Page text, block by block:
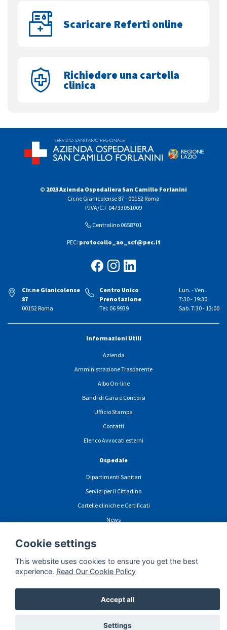
Scaricare Referti online
Richiedere una cartella
clinica
© 2023 Azienda Ospedaliera San Camillo Forlanini
Cir.ne Gianicolense 87 - 00152 Roma
P.IVA/C.F 04733051009
Centralino 0658701
PEC: protocollo_ao_scf@pec.it
Cir.ne Gianicolense
87
00152 Roma
Centro Unico
Prenotazione
Tel: 06 9939
Lun. - Ven.
7:30 - 19:30
Sab. 7:30 - 13:00
Informazioni Utili
Azienda
Amministrazione Trasparente
Albo On-line
Bandi di Gara e Concorsi
Ufficio Stampa
Contatti
Elenco Avvocati esterni
Ospedale
Dipartimenti Sanitari
Servizi per il Cittadino
Cartelle cliniche e Certificati
News
Cookie settings
This website uses cookies to ensure you get the best
experience. Read Our Cookie Policy
Accept all
Settings